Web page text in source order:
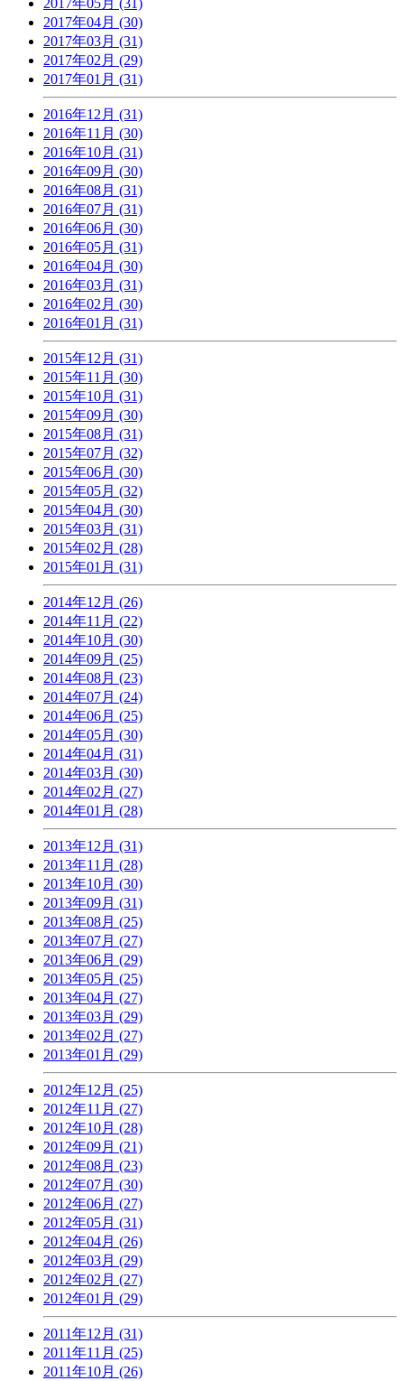
2017年05月 (31)
2017年04月 (30)
2017年03月 (31)
2017年02月 (29)
2017年01月 (31)
2016年12月 (31)
2016年11月 (30)
2016年10月 (31)
2016年09月 (30)
2016年08月 (31)
2016年07月 (31)
2016年06月 (30)
2016年05月 (31)
2016年04月 (30)
2016年03月 (31)
2016年02月 (30)
2016年01月 (31)
2015年12月 (31)
2015年11月 (30)
2015年10月 (31)
2015年09月 (30)
2015年08月 (31)
2015年07月 (32)
2015年06月 (30)
2015年05月 (32)
2015年04月 (30)
2015年03月 (31)
2015年02月 (28)
2015年01月 (31)
2014年12月 (26)
2014年11月 (22)
2014年10月 (30)
2014年09月 (25)
2014年08月 (23)
2014年07月 (24)
2014年06月 (25)
2014年05月 (30)
2014年04月 (31)
2014年03月 (30)
2014年02月 (27)
2014年01月 (28)
2013年12月 (31)
2013年11月 (28)
2013年10月 (30)
2013年09月 (31)
2013年08月 (25)
2013年07月 (27)
2013年06月 (29)
2013年05月 (25)
2013年04月 (27)
2013年03月 (29)
2013年02月 (27)
2013年01月 (29)
2012年12月 (25)
2012年11月 (27)
2012年10月 (28)
2012年09月 (21)
2012年08月 (23)
2012年07月 (30)
2012年06月 (27)
2012年05月 (31)
2012年04月 (26)
2012年03月 (29)
2012年02月 (27)
2012年01月 (29)
2011年12月 (31)
2011年11月 (25)
2011年10月 (26)